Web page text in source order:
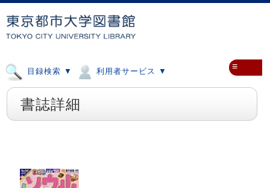
目録検索 ▼ 利用者サービス ▼ ≡
書誌詳細